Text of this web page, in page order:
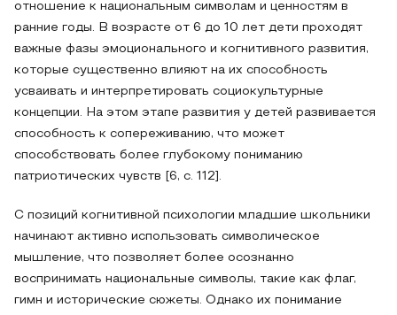
отношение к национальным символам и ценностям в
ранние годы. В возрасте от 6 до 10 лет дети проходят
важные фазы эмоционального и когнитивного развития,
которые существенно влияют на их способность
усваивать и интерпретировать социокультурные
концепции. На этом этапе развития у детей развивается
способность к сопереживанию, что может
способствовать более глубокому пониманию
патриотических чувств [6, c. 112].
С позиций когнитивной психологии младшие школьники
начинают активно использовать символическое
мышление, что позволяет более осознанно
воспринимать национальные символы, такие как флаг,
гимн и исторические сюжеты. Однако их понимание